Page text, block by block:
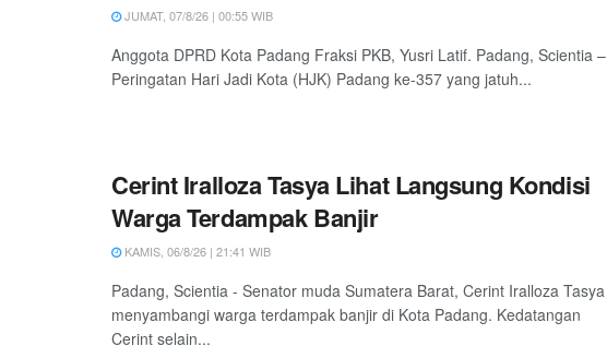
JUMAT, 07/8/26 | 00:55 WIB
Anggota DPRD Kota Padang Fraksi PKB, Yusri Latif. Padang, Scientia –
Peringatan Hari Jadi Kota (HJK) Padang ke-357 yang jatuh...
Cerint Iralloza Tasya Lihat Langsung Kondisi
Warga Terdampak Banjir
KAMIS, 06/8/26 | 21:41 WIB
Padang, Scientia - Senator muda Sumatera Barat, Cerint Iralloza Tasya
menyambangi warga terdampak banjir di Kota Padang. Kedatangan
Cerint selain...